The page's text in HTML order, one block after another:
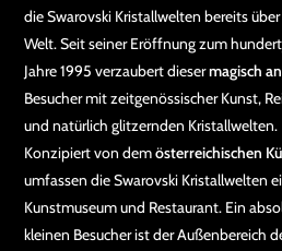
die Swarovski Kristallwelten bereits über
Welt. Seit seiner Eröffnung zum
Jahre 1995 verzaubert diesermagisch
Besucher mit zeitgenössischer Kunst,
und natürlich glitzernden Kristallwelten.
Konzipiert von demösterreichischen
umfassen die Swarovski Kristallwelten
Kunstmuseum und Restaurant. Ein
kleinen Besucher ist der Außenbereich